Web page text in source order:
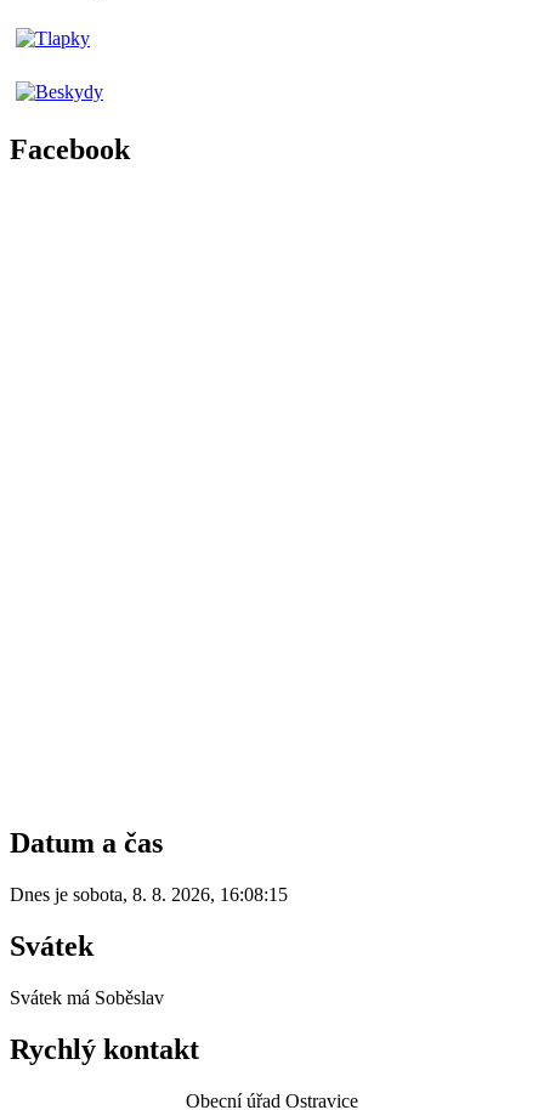
Facebook
Datum a čas
Dnes je sobota, 8. 8. 2026, 16:08:15
Svátek
Svátek má Soběslav
Rychlý kontakt
Obecní úřad Ostravice